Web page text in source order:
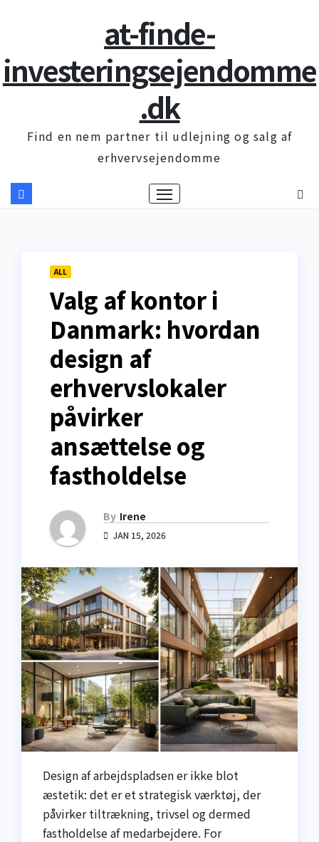
at-finde-
investeringsejendomme
.dk
Find en nem partner til udlejning og salg af
erhvervsejendomme
ALL
Valg af kontor i
Danmark: hvordan
design af
erhvervslokaler
påvirker
ansættelse og
fastholdelse
By Irene
JAN 15, 2026
Design af arbejdspladsen er ikke blot
æstetik: det er et strategisk værktøj, der
påvirker tiltrækning, trivsel og dermed
fastholdelse af medarbejdere. For